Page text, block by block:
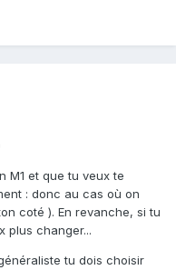
M1 et que tu veux te
: donc au cas où on
coté ). En revanche, si tu
plus changer...
tu dois choisir